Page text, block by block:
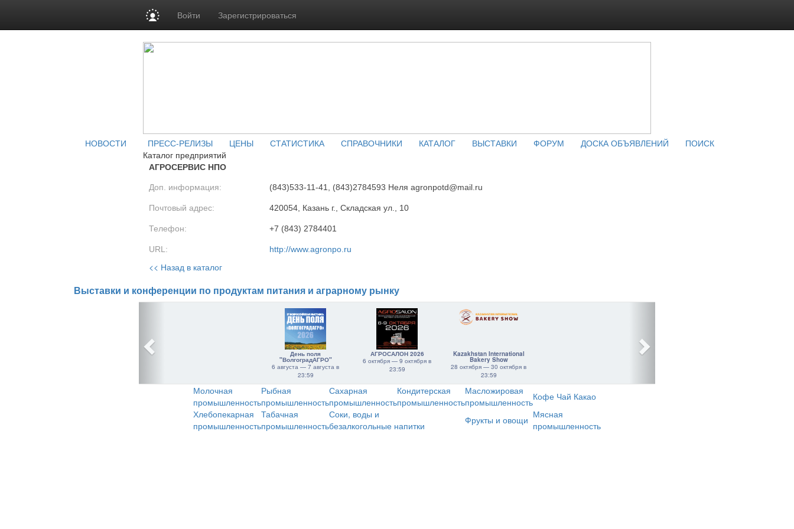
Войти Зарегистрироваться
НОВОСТИ ПРЕСС-РЕЛИЗЫ ЦЕНЫ СТАТИСТИКА СПРАВОЧНИКИ КАТАЛОГ ВЫСТАВКИ ФОРУМ ДОСКА ОБЪЯВЛЕНИЙ
ПОИСК
Каталог предприятий
АГРОСЕРВИС НПО
Доп. информация: (843)533-11-41, (843)2784593 Неля agronpotd@mail.ru
Почтовый адрес: 420054, Казань г., Складская ул., 10
Телефон: +7 (843) 2784401
URL: http://www.agronpo.ru
<< Назад в каталог
Выставки и конференции по продуктам питания и аграрному рынку
День поля
"ВолгоградАГРО"
6 августа — 7 августа в
23:59
АГРОСАЛОН 2026
6 октября — 9 октября в
23:59
Kazakhstan International
Bakery Show
28 октября — 30 октября в
23:59
Молочная
промышленность
Рыбная
промышленность
Сахарная
промышленность
Кондитерская
промышленность
Масложировая
промышленностьКофе Чай Какао
Хлебопекарная
промышленность
Табачная
промышленность
Соки, воды и
безалкогольные напитки
Фрукты и овощи Мясная
промышленность